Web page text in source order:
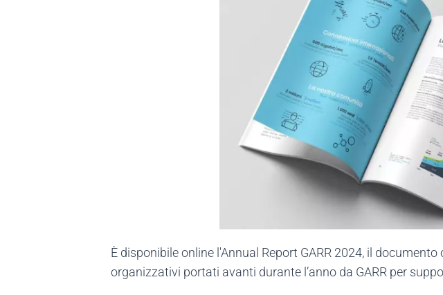
È disponibile online l'Annual Report GARR 2024, il
organizzativi portati avanti durante l’anno da GARR per